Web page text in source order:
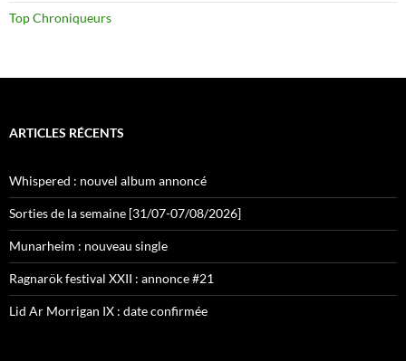
Top Chroniqueurs
ARTICLES RÉCENTS
Whispered : nouvel album annoncé
Sorties de la semaine [31/07-07/08/2026]
Munarheim : nouveau single
Ragnarök festival XXII : annonce #21
Lid Ar Morrigan IX : date confirmée